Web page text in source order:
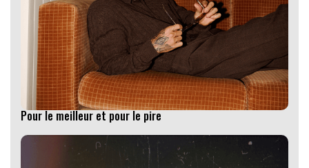
Pour le meilleur et pour le pire